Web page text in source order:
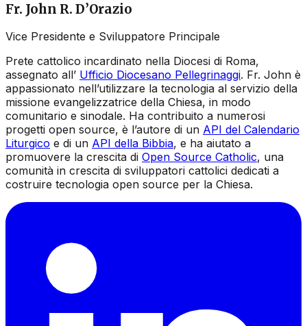
Fr. John R. D’Orazio
Vice Presidente e Sviluppatore Principale
Prete cattolico incardinato nella Diocesi di Roma,
assegnato all’ Ufficio Diocesano Pellegrinaggi. Fr. John è
appassionato nell’utilizzare la tecnologia al servizio della
missione evangelizzatrice della Chiesa, in modo
comunitario e sinodale. Ha contribuito a numerosi
progetti open source, è l’autore di un API del Calendario
Liturgico e di un API della Bibbia, e ha aiutato a
promuovere la crescita di Open Source Catholic, una
comunità in crescita di sviluppatori cattolici dedicati a
costruire tecnologia open source per la Chiesa.